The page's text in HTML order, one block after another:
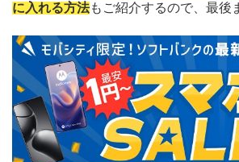
に入れる方法もご紹介するので、最後